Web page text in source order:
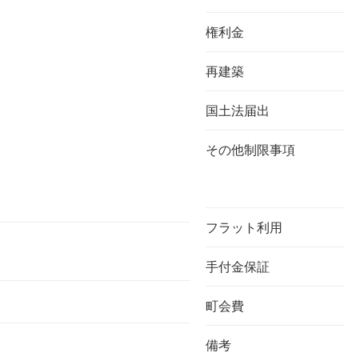
権利金
再建築
国土法届出
その他制限事項
フラット利用
手付金保証
町会費
備考